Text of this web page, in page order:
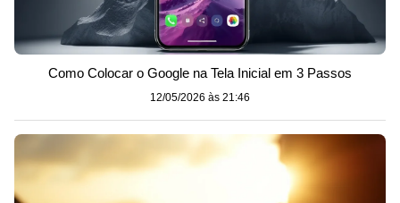
Como Colocar o Google na Tela Inicial em 3 Passos
12/05/2026 às 21:46